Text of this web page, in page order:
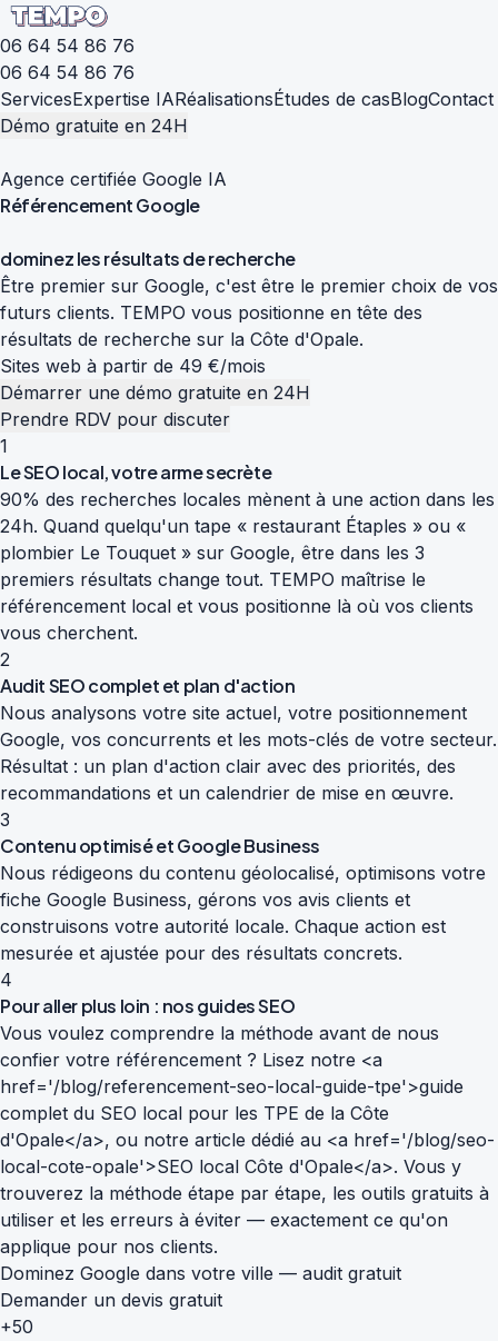
06 64 54 86 76
06 64 54 86 76
ServicesExpertise IARéalisationsÉtudes de casBlogContact
Démo gratuite en 24H
Agence certifiée Google IA
RéférencementGoogle
dominezlesrésultatsderecherche
Être premier sur Google, c'est être le premier choix de vos
futurs clients. TEMPO vous positionne en tête des
résultats de recherche sur la Côte d'Opale.
Sites web à partir de 49 €/mois
Démarrer une démo gratuite en 24H
Prendre RDV pour discuter
1
Le SEO local, votre arme secrète
90% des recherches locales mènent à une action dans les
24h. Quand quelqu'un tape « restaurant Étaples » ou «
plombier Le Touquet » sur Google, être dans les 3
premiers résultats change tout. TEMPO maîtrise le
référencement local et vous positionne là où vos clients
vous cherchent.
2
Audit SEO complet et plan d'action
Nous analysons votre site actuel, votre positionnement
Google, vos concurrents et les mots-clés de votre secteur.
Résultat : un plan d'action clair avec des priorités, des
recommandations et un calendrier de mise en œuvre.
3
Contenu optimisé et Google Business
Nous rédigeons du contenu géolocalisé, optimisons votre
fiche Google Business, gérons vos avis clients et
construisons votre autorité locale. Chaque action est
mesurée et ajustée pour des résultats concrets.
4
Pour aller plus loin : nos guides SEO
Vous voulez comprendre la méthode avant de nous
confier votre référencement ? Lisez notre <a
href='/blog/referencement-seo-local-guide-tpe'>guide
complet du SEO local pour les TPE de la Côte
d'Opale</a>, ou notre article dédié au <a href='/blog/seo-
local-cote-opale'>SEO local Côte d'Opale</a>. Vous y
trouverez la méthode étape par étape, les outils gratuits à
utiliser et les erreurs à éviter — exactement ce qu'on
applique pour nos clients.
Dominez Google dans votre ville — audit gratuit
Demander un devis gratuit
+50